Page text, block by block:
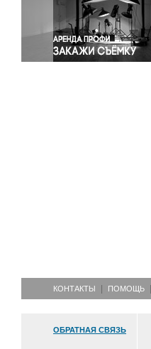
Экология
Экономика и бизнес
КОНТАКТЫ ПОМОЩЬ
ОБРАТНАЯ СВЯЗЬ